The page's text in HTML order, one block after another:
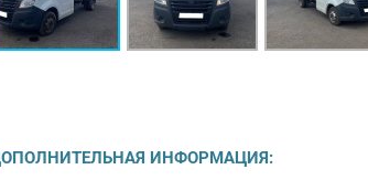
ИНФОРМАЦИЯ: